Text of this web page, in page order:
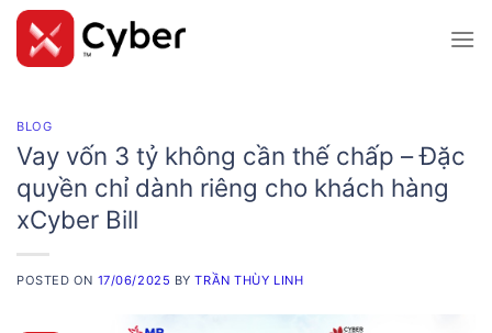
Skip
content
BLOG
Vay vốn 3 tỷ không cần thế chấp – Đặc
quyền chỉ dành riêng cho khách hàng
xCyber Bill
POSTED ON 17/06/2025 BYTRẦN THÙY LINH